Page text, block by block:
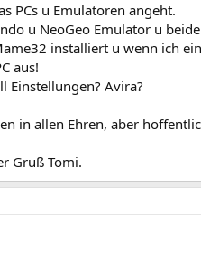
PCs u Emulatoren angeht.
u NeoGeo Emulator u
installiert u wenn ich
aus!
Einstellungen? Avira?
in allen Ehren, aber
Gruß Tomi.